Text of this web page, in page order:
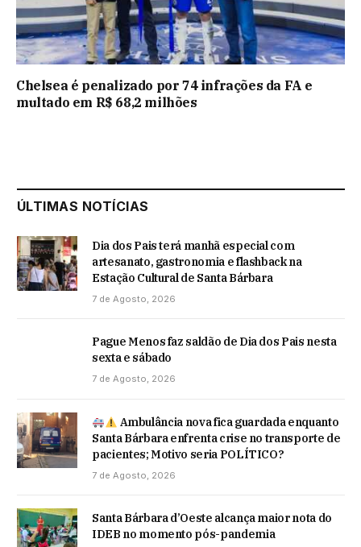
Chelsea é penalizado por 74 infrações da FA e
multado em R$ 68,2 milhões
ÚLTIMAS NOTÍCIAS
Dia dos Pais terá manhã especial com
artesanato, gastronomia e flashback na
Estação Cultural de Santa Bárbara
7 de Agosto, 2026
Pague Menos faz saldão de Dia dos Pais nesta
sexta e sábado
7 de Agosto, 2026
Ambulância nova fica guardada enquanto
Santa Bárbara enfrenta crise no transporte de
pacientes; Motivo seria POLÍTICO?
7 de Agosto, 2026
Santa Bárbara d’Oeste alcança maior nota do
IDEB no momento pós-pandemia